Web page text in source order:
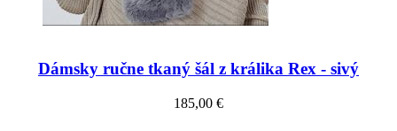
Dámsky ručne tkaný šál z králika Rex - sivý
185,00 €